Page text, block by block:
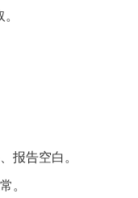
报告空白。
。